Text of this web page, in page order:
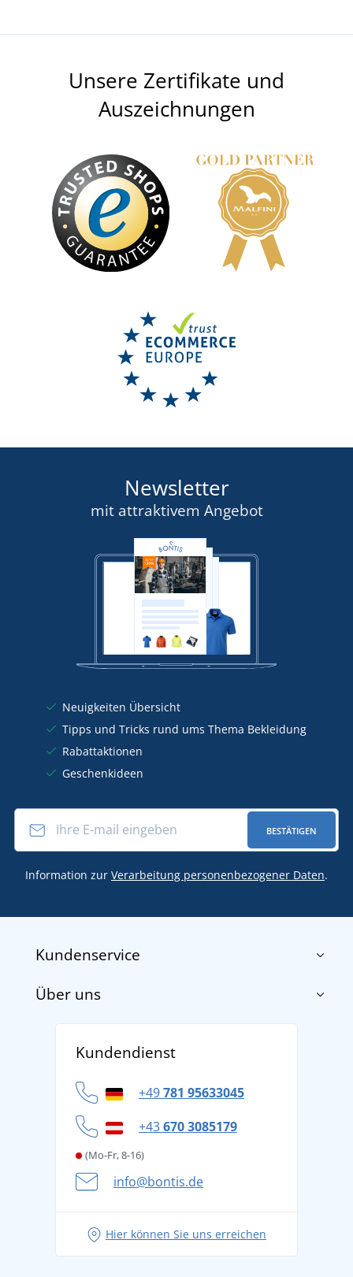
Unsere Zertifikate und
Auszeichnungen
Newsletter
mit attraktivem Angebot
Neuigkeiten Übersicht
Tipps und Tricks rund ums Thema Bekleidung
Rabattaktionen
Geschenkideen
BESTÄTIGEN
Information zur Verarbeitung personenbezogener Daten.
Kundenservice
Impressum
Datenschutz
Cookie-Richtlinie
Über uns
Für Unternehmen und Organisationen
Kundendienst
+49781 95633045
+43670 3085179
(Mo-Fr, 8-16)
info@bontis.de
Hier können Sie uns erreichen